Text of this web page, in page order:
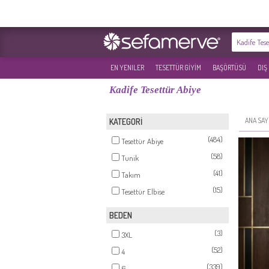
EN YENILER TESETTÜR GİYİM BAŞÖRTÜSÜ
Kadife Tesettür Abiye
KATEGORİ
Tesettür Abiye
(484)
Tunik
(58)
Takım
(41)
Tesettür Elbise
(15)
BEDEN
3XL
(3)
4
(52)
(339)
ANA